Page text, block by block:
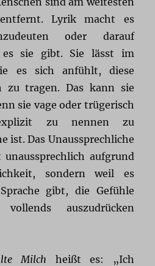
Lyrik macht es
oder darauf
es sie gibt. Sie lässt im
es sich anfühlt, diese
zu tragen. Das kann sie
sie vage oder trügerisch
zu nennen zu
ist. Das Unaussprechliche
aufgrund
sondern weil es
gibt, die Gefühle
auszudrücken
Milch heißt es: „Ich